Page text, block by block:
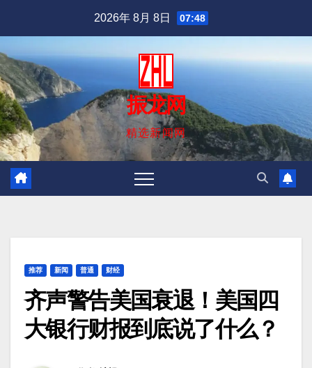
内
容
2026年 8月 8日 07:48
振龙网
精选新闻网
推荐 新闻 普通 财经
齐声警告美国衰退！美国四
大银行财报到底说了什么？